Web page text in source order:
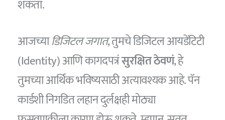
शकता.
आजच्याडिजिटल जगात, तुमचे डिजिटल आयडेंटिटी
(Identity) आणि कागदपत्रंसुरक्षित ठेवणं, हे
तुमच्या आर्थिक भविष्यसाठी अत्यावश्यक आहे. पॅन
कार्डशी निगडित लहान दुर्लक्षही मोठ्या